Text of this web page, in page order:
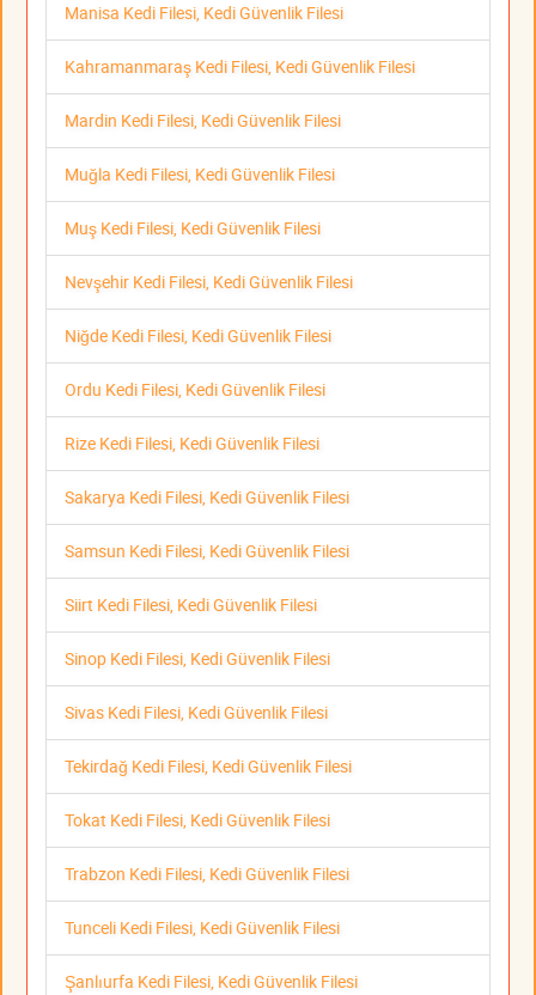
Manisa Kedi Filesi, Kedi Güvenlik Filesi
Kahramanmaraş Kedi Filesi, Kedi Güvenlik Filesi
Mardin Kedi Filesi, Kedi Güvenlik Filesi
Muğla Kedi Filesi, Kedi Güvenlik Filesi
Muş Kedi Filesi, Kedi Güvenlik Filesi
Nevşehir Kedi Filesi, Kedi Güvenlik Filesi
Niğde Kedi Filesi, Kedi Güvenlik Filesi
Ordu Kedi Filesi, Kedi Güvenlik Filesi
Rize Kedi Filesi, Kedi Güvenlik Filesi
Sakarya Kedi Filesi, Kedi Güvenlik Filesi
Samsun Kedi Filesi, Kedi Güvenlik Filesi
Siirt Kedi Filesi, Kedi Güvenlik Filesi
Sinop Kedi Filesi, Kedi Güvenlik Filesi
Sivas Kedi Filesi, Kedi Güvenlik Filesi
Tekirdağ Kedi Filesi, Kedi Güvenlik Filesi
Tokat Kedi Filesi, Kedi Güvenlik Filesi
Trabzon Kedi Filesi, Kedi Güvenlik Filesi
Tunceli Kedi Filesi, Kedi Güvenlik Filesi
Şanlıurfa Kedi Filesi, Kedi Güvenlik Filesi